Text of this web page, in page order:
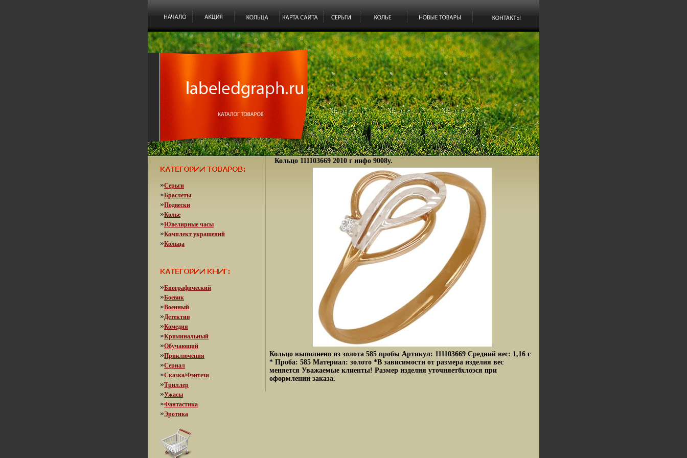
»Серьги
»Браслеты
»Подвески
»Колье
»Ювелирные часы
»Комплект украшений
»Кольца
»Биографический
»Боевик
»Военный
»Детектив
»Комедия
»Криминальный
»Обучающий
»Приключения
»Сериал
»Сказка/Фэнтези
»Триллер
»Ужасы
»Фантастика
»Эротика
Кольцо 111103669 2010 г инфо 9008y.
Кольцо выполнено из золота 585 пробы Артикул: 111103669 Средний вес: 1,16 г
* Проба: 585 Материал: золото *В зависимости от размера изделия вес
меняется Уважаемые клиенты! Размер изделия уточняетбхлоэся при
оформлении заказа.